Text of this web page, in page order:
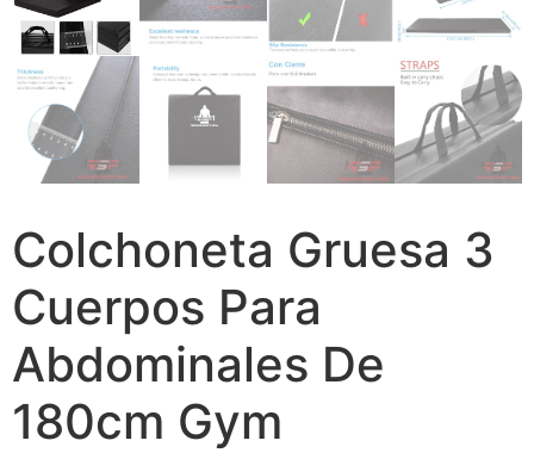
Colchoneta Gruesa 3
Cuerpos Para
Abdominales De
180cm Gym